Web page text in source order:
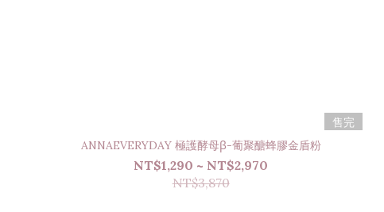
售完
ANNAEVERYDAY 極護酵母β-葡聚醣蜂膠金盾粉
NT$1,290 ~ NT$2,970
NT$3,870